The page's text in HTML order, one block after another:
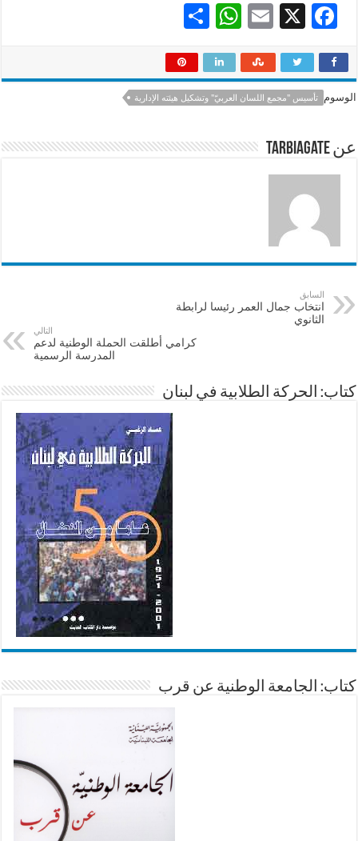
F
e
b
o
k
X
E
ai
l
W
at
sA
p
ar
e
الوسوم تأسيس "مجمع اللسان العربيّ" وتشكيل هيئته الإدارية
عن tarbiagate
السابق
انتخاب جمال العمر رئيسا لرابطة
الثانوي
التالي
كرامي أطلقت الحملة الوطنية لدعم
المدرسة الرسمية
كتاب: الحركة الطلابية في لبنان
كتاب: الجامعة الوطنية عن قرب